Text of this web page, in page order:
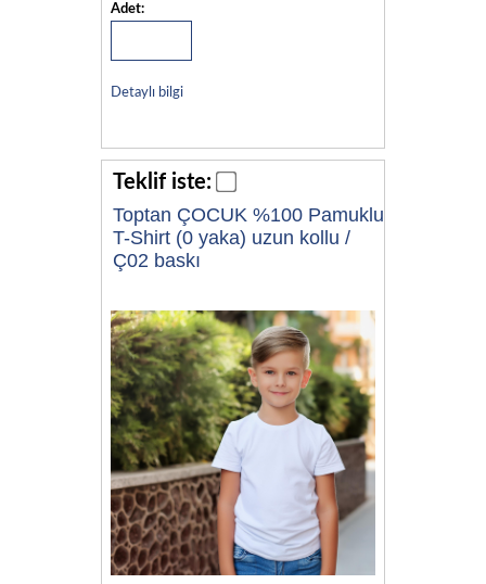
Adet:
Detaylı bilgi
Teklif iste:
Toptan ÇOCUK %100 Pamuklu
T-Shirt (0 yaka) uzun kollu /
Ç02 baskı